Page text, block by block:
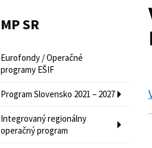
MP SR
Eurofondy / Operačné
programy EŠIF
Program Slovensko 2021 – 2027
Integrovaný regionálny
operačný program